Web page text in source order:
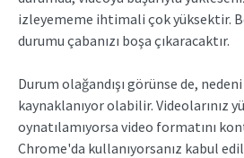
izleyememe ihtimali çok yüksektir.
durumu çabanızı boşa çıkaracaktır.
Durum olağandışı görünse de,
kaynaklanıyor olabilir. Videolarınız
oynatılamıyorsa video formatını
Chrome'da kullanıyorsanız kabul